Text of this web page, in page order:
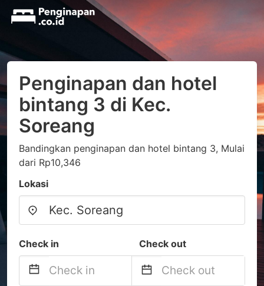
Penginapan dan hotel
bintang 3 di Kec.
Soreang
Bandingkan penginapan dan hotel bintang 3, Mulai
dari Rp10,346
Lokasi
Check in Check out